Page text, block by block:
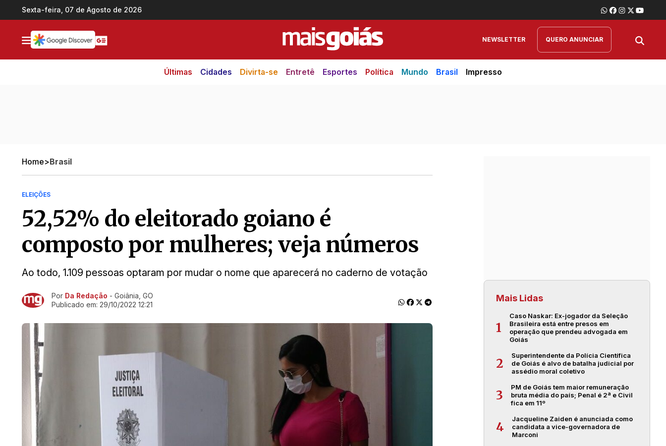
Ir direto pro conteúdo
Sexta-feira, 07 de Agosto de 2026
NEWSLETTER QUERO ANUNCIAR
Últimas Cidades Divirta-se Entretê Esportes Política Mundo Brasil Impresso
Home>Brasil
ELEIÇÕES
52,52% do eleitorado goiano é
composto por mulheres; veja números
Ao todo, 1.109 pessoas optaram por mudar o nome que aparecerá no caderno de votação
Ir direto pra matéria
Por Da Redação - Goiânia, GO
Publicado em: 29/10/2022 12:21
Mais Lidas
1
Caso Naskar: Ex-jogador da Seleção
Brasileira está entre presos em
operação que prendeu advogada em
Goiás
2
Superintendente da Polícia Científica
de Goiás é alvo de batalha judicial por
assédio moral coletivo
3
PM de Goiás tem maior remuneração
bruta média do país; Penal é 2ª e Civil
fica em 11º
4
Jacqueline Zaiden é anunciada como
candidata a vice-governadora de
Marconi